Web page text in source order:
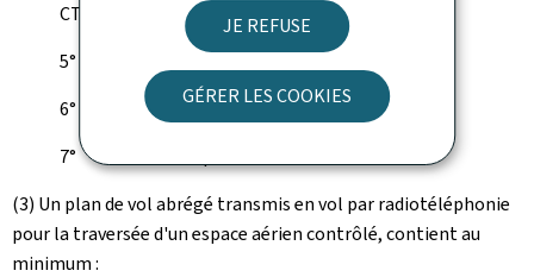
JE REFUSE
GÉRER LES COOKIES
CTR ;
5° l’autonomie ;
6° le nombre total de personnes à bord ;
7° le nom du pilote commandant de bord.
(3) Un plan de vol abrégé transmis en vol par radiotéléphonie
pour la traversée d'un espace aérien contrôlé, contient au
minimum :